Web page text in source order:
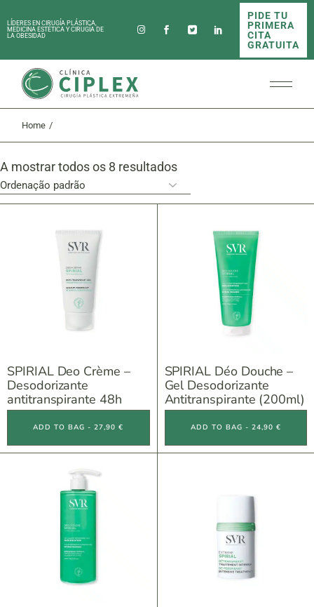
to
theLÍDERES EN CIRUGÍA PLÁSTICA,
MEDICINA ESTÉTICA Y CIRUGÍA DE
LA OBESIDAD
PIDE TU
PRIMERA
CITA
GRATUITA
Home
A mostrar todos os 8 resultados
SPIRIAL Deo Crème –
Desodorizante
antitranspirante 48h
ADD TO BAG - 27,90 €
SPIRIAL Déo Douche –
Gel Desodorizante
Antitranspirante (200ml)
ADD TO BAG - 24,90 €